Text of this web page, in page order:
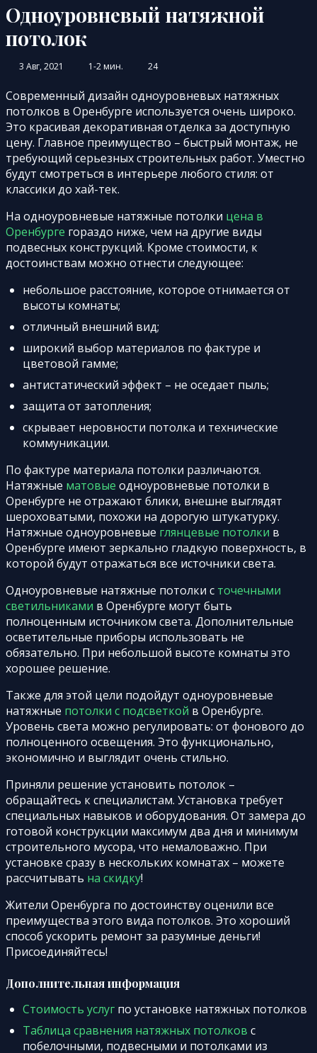
Одноуровневый натяжной
потолок
3 Авг, 2021 1-2 мин. 24
Современный дизайн одноуровневых натяжных
потолков в Оренбурге используется очень широко.
Это красивая декоративная отделка за доступную
цену. Главное преимущество – быстрый монтаж, не
требующий серьезных строительных работ. Уместно
будут смотреться в интерьере любого стиля: от
классики до хай-тек.
На одноуровневые натяжные потолки цена в
Оренбурге гораздо ниже, чем на другие виды
подвесных конструкций. Кроме стоимости, к
достоинствам можно отнести следующее:
небольшое расстояние, которое отнимается от
высоты комнаты;
отличный внешний вид;
широкий выбор материалов по фактуре и
цветовой гамме;
антистатический эффект – не оседает пыль;
защита от затопления;
скрывает неровности потолка и технические
коммуникации.
По фактуре материала потолки различаются.
Натяжные матовые одноуровневые потолки в
Оренбурге не отражают блики, внешне выглядят
шероховатыми, похожи на дорогую штукатурку.
Натяжные одноуровневые глянцевые потолки в
Оренбурге имеют зеркально гладкую поверхность, в
которой будут отражаться все источники света.
Одноуровневые натяжные потолки с точечными
светильниками в Оренбурге могут быть
полноценным источником света. Дополнительные
осветительные приборы использовать не
обязательно. При небольшой высоте комнаты это
хорошее решение.
Также для этой цели подойдут одноуровневые
натяжные потолки с подсветкой в Оренбурге.
Уровень света можно регулировать: от фонового до
полноценного освещения. Это функционально,
экономично и выглядит очень стильно.
Приняли решение установить потолок –
обращайтесь к специалистам. Установка требует
специальных навыков и оборудования. От замера до
готовой конструкции максимум два дня и минимум
строительного мусора, что немаловажно. При
установке сразу в нескольких комнатах – можете
рассчитывать на скидку!
Жители Оренбурга по достоинству оценили все
преимущества этого вида потолков. Это хороший
способ ускорить ремонт за разумные деньги!
Присоединяйтесь!
Дополнительная информация
Стоимость услуг по установке натяжных потолков
Таблица сравнения натяжных потолков с
побелочными, подвесными и потолками из